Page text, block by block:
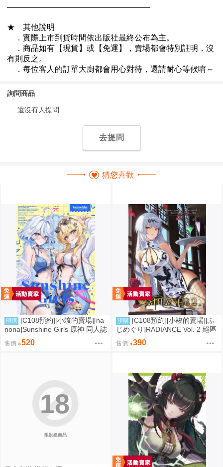
詢問商品
還沒有人提問
去提問
猜您喜歡
預購 [C108預約][小竣的賣場][na
nona]Sunshine Girls 原神 同人誌
id=3774614
售價 520
預購 [C108預約][小竣的賣場][ふ
じめぐり]RADIANCE Vol. 2 絕區
零 同人誌id=3755087
售價 390
限制級商品
18